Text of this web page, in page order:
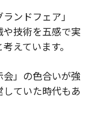
ンドフェア」
技術を五感で実
えています。
」の色合いが強
ていた時代もあ